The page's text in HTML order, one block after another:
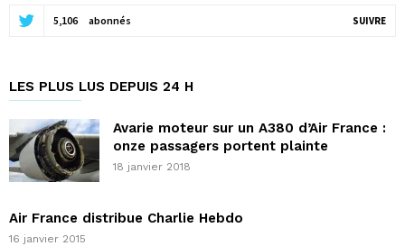
5,106 abonnés SUIVRE
LES PLUS LUS DEPUIS 24 H
Avarie moteur sur un A380 d’Air France :
onze passagers portent plainte
18 janvier 2018
Air France distribue Charlie Hebdo
16 janvier 2015